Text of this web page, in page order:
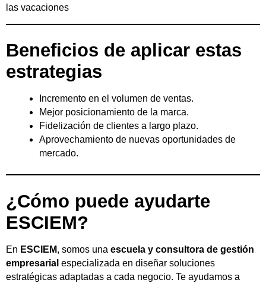
Beneficios de aplicar estas
estrategias
Incremento en el volumen de ventas.
Mejor posicionamiento de la marca.
Fidelización de clientes a largo plazo.
Aprovechamiento de nuevas oportunidades de
mercado.
¿Cómo puede ayudarte
ESCIEM?
En ESCIEM, somos una escuela y consultora de gestión
empresarial especializada en diseñar soluciones
estratégicas adaptadas a cada negocio. Te ayudamos a